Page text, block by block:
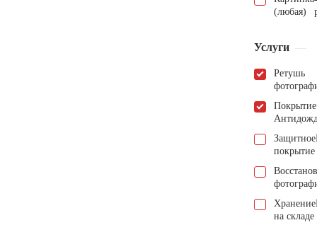
(любая)
Услуги
Ретушь
Покрытие
Защитное
покрытие
Хранение
на складе